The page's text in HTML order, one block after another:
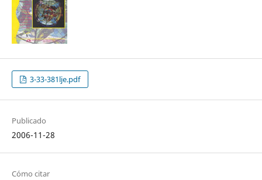
3-33-381lje.pdf
Publicado
2006-11-28
Cómo citar